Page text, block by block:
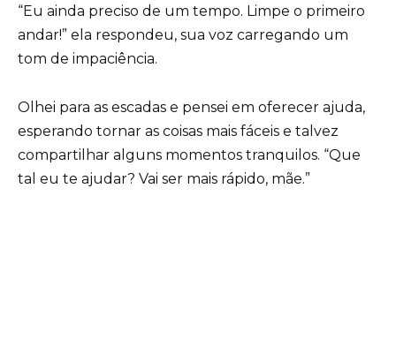
“Eu ainda preciso de um tempo. Limpe o primeiro
andar!” ela respondeu, sua voz carregando um
tom de impaciência.
Olhei para as escadas e pensei em oferecer ajuda,
esperando tornar as coisas mais fáceis e talvez
compartilhar alguns momentos tranquilos. “Que
tal eu te ajudar? Vai ser mais rápido, mãe.”